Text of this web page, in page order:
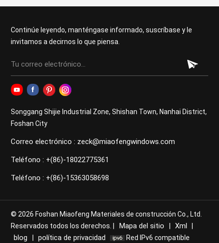
Continúe leyendo, manténgase informado, suscríbase y le
invitamos a decirnos lo que piensa.
Songgang Shijie Industrial Zone, Shishan Town, Nanhai District,
Foshan City
Correo electrónico : zeck@miaofengwindows.com
Teléfono : +(86)-18022775361
Teléfono : +(86)-15363058698
© 2026 Foshan Miaofeng Materiales de construcción Co., Ltd.
Reservados todos los derechos. |
Mapa del sitio Xml
blog política de privacidad Red IPv6 compatible